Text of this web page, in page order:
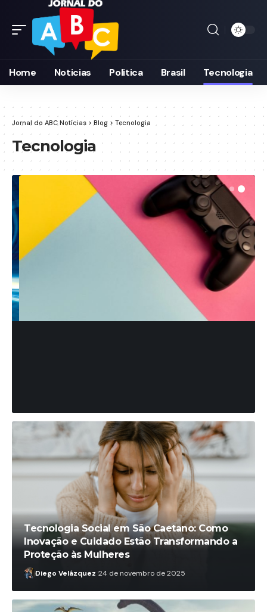
Home Noticias Politica Brasil Tecnologia
Jornal do ABC Notícias > Blog > Tecnologia
Tecnologia
TECNOLOGIA
Tecnologia Social em São Caetano: Como
Inovação e Cuidado Estão Transformando a
Proteção às Mulheres
Diego Velázquez 24 de novembro de 2025